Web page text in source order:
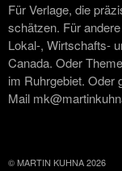
Für Verlage, die
schätzen. Für
Lokal-, Wirtschafts-
Canada. Oder
im Ruhrgebiet. Oder
Mail
© MARTIN KUHNA 2026